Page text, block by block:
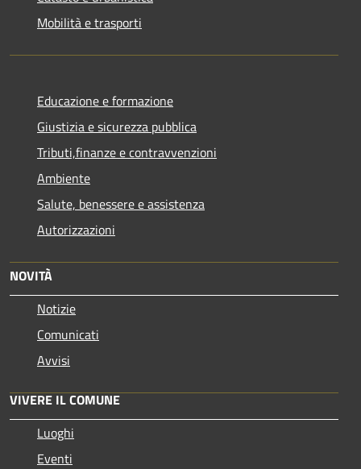
Mobilità e trasporti
Educazione e formazione
Giustizia e sicurezza pubblica
Tributi,finanze e contravvenzioni
Ambiente
Salute, benessere e assistenza
Autorizzazioni
NOVITÀ
Notizie
Comunicati
Avvisi
VIVERE IL COMUNE
Luoghi
Eventi